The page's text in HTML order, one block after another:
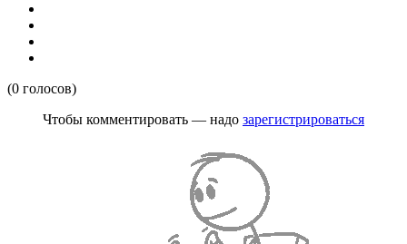
(0 голосов)
Чтобы комментировать — надо зарегистрироваться